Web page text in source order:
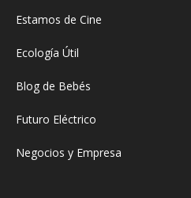
Estamos de Cine
Ecología Útil
Blog de Bebés
Futuro Eléctrico
Negocios y Empresa